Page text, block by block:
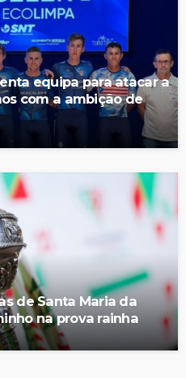
equipa para atacar a
com a ambição de
de Santa Maria da
na prova rainha